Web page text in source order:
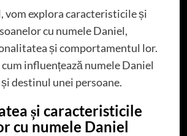
vom explora caracteristicile și
cu numele Daniel,
și comportamentul lor.
influențează numele Daniel
destinul unei persoane.
și caracteristicile
cu numele Daniel